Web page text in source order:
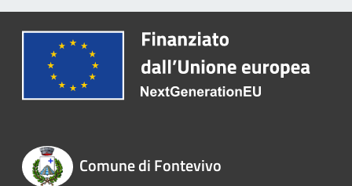
Comune di Fontevivo